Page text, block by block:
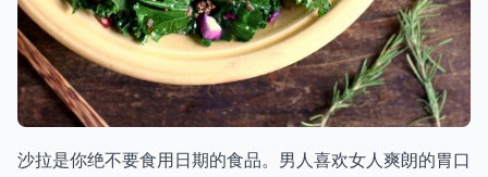
沙拉是你绝不要食用日期的食品。男人喜欢女人爽朗的胃口